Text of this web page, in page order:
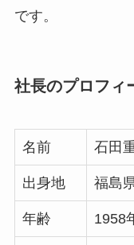
です。
社長のプロフィ
名前 石田
出身地 福島
年齢 1958